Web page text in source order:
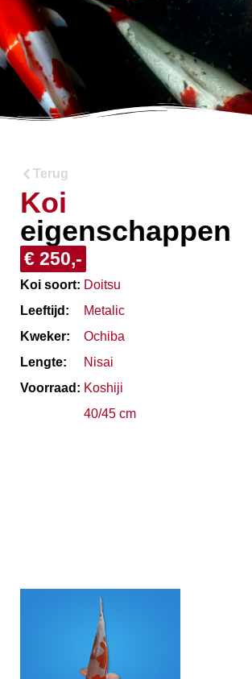
Terug
Koi
eigenschappen
€ 250,-
Koi soort:
Leeftijd:
Kweker:
Lengte:
Voorraad:
Doitsu
Metalic
Ochiba
Nisai
Koshiji
40/45 cm